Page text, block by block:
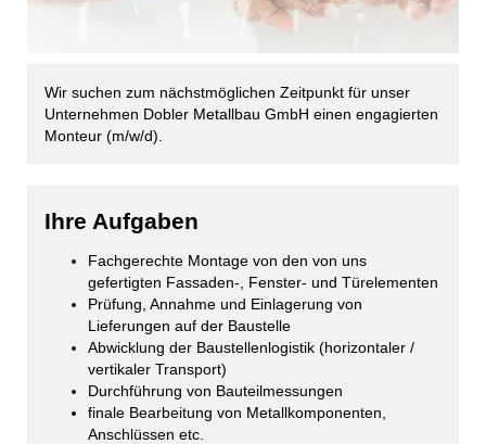
Wir suchen zum nächstmöglichen Zeitpunkt für unser
Unternehmen Dobler Metallbau GmbH einen engagierten
Monteur (m/w/d).
Ihre Aufgaben
Fachgerechte Montage von den von uns
gefertigten Fassaden-, Fenster- und Türelementen
Prüfung, Annahme und Einlagerung von
Lieferungen auf der Baustelle
Abwicklung der Baustellenlogistik (horizontaler /
vertikaler Transport)
Durchführung von Bauteilmessungen
finale Bearbeitung von Metallkomponenten,
Anschlüssen etc.